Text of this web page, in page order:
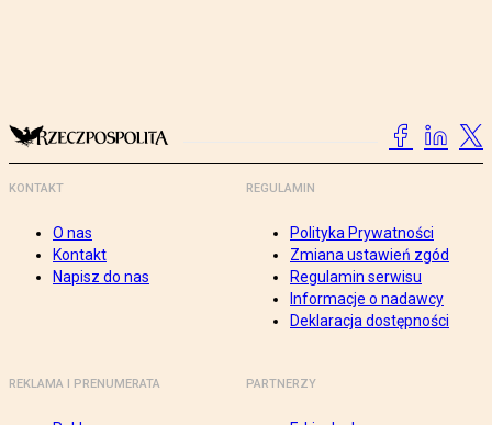
KONTAKT
O nas
Kontakt
Napisz do nas
REGULAMIN
Polityka Prywatności
Zmiana ustawień zgód
Regulamin serwisu
Informacje o nadawcy
Deklaracja dostępności
REKLAMA I PRENUMERATA PARTNERZY